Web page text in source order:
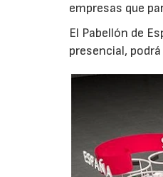
empresas que
El Pabellón de
presencial,